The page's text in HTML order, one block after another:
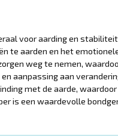
voor aarding en
te aarden en het
weg te nemen,
aanpassing aan
met de aarde,
is een waardevolle